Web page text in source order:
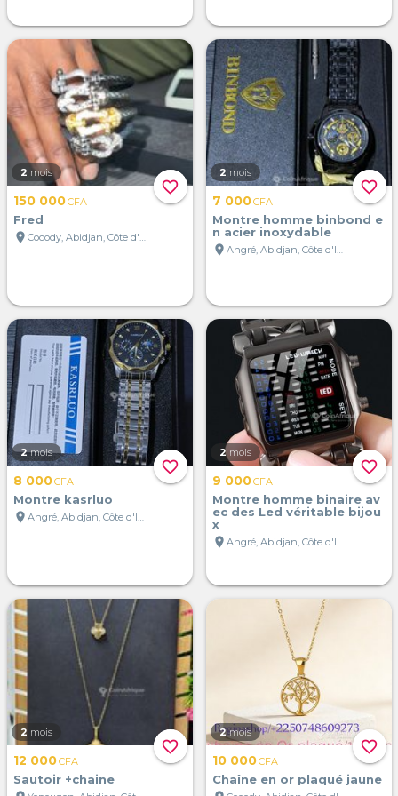
favorite_border
2 mois
150 000CFA
Fred
location_on
Cocody, Abidjan, Côte d'Ivoire
favorite_border
2 mois
7 000CFA
Montre homme binbond e
n acier inoxydable
location_on
Angré, Abidjan, Côte d'Ivoire
favorite_border
2 mois
8 000CFA
Montre kasrluo
location_on
Angré, Abidjan, Côte d'Ivoire
favorite_border
2 mois
9 000CFA
Montre homme binaire av
ec des Led véritable bijou
x
location_on
Angré, Abidjan, Côte d'Ivoire
favorite_border
2 mois
12 000CFA
Sautoir +chaine
favorite_border
2 mois
10 000CFA
Chaîne en or plaqué jaune